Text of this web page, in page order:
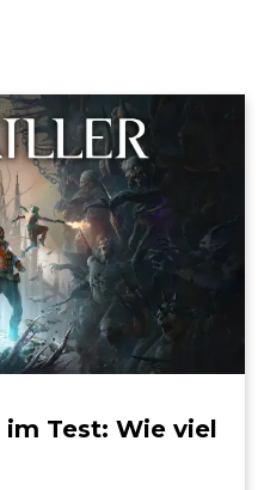
Test: Wie viel